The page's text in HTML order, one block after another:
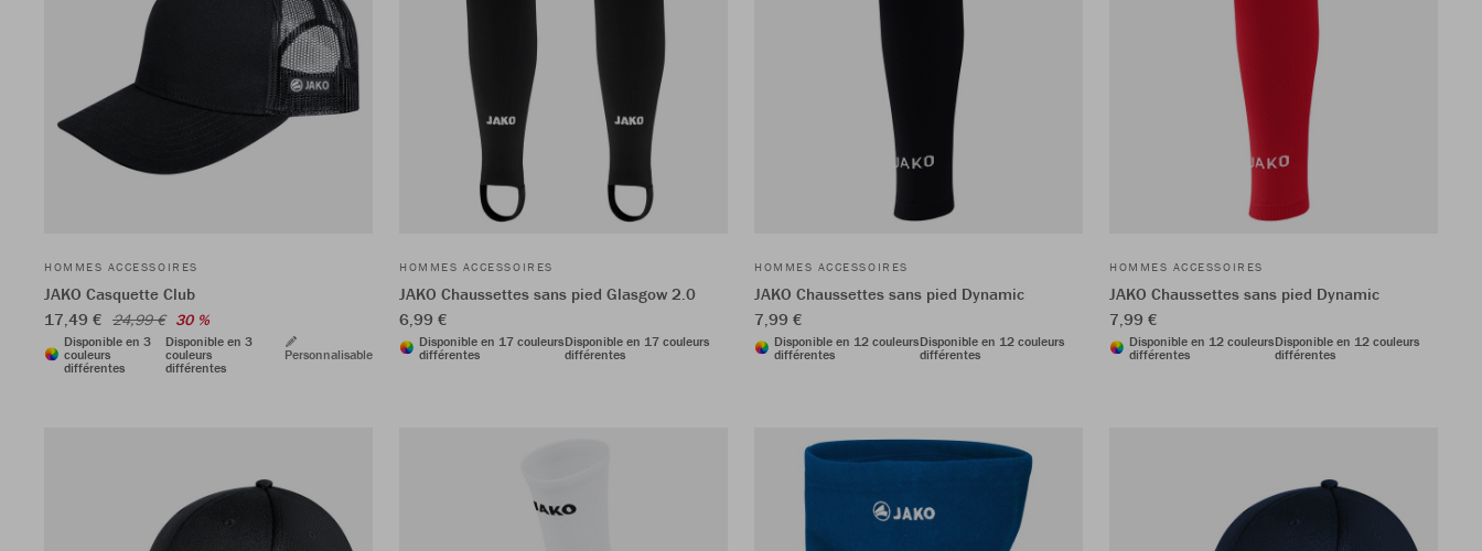
HOMMES ACCESSOIRES
JAKO Casquette Club
17,49 € 24,99 € 30 %
Disponible en 3
couleurs
différentes
Disponible en 3
couleurs
différentes
Personnalisable
HOMMES ACCESSOIRES
JAKO Chaussettes sans pied Glasgow 2.0
6,99 €
Disponible en 17 couleurs
différentes
Disponible en 17 couleurs
différentes
HOMMES ACCESSOIRES
JAKO Chaussettes sans pied Dynamic
7,99 €
Disponible en 12 couleurs
différentes
Disponible en 12 couleurs
différentes
HOMMES ACCESSOIRES
JAKO Chaussettes sans pied Dynamic
7,99 €
Disponible en 12 couleurs
différentes
Disponible en 12 couleurs
différentes